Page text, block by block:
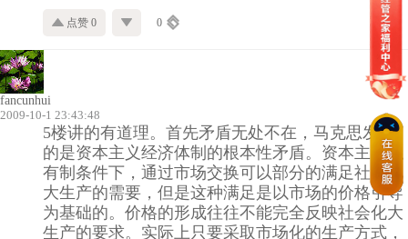
点赞 0 0
fancunhui
2009-10-1 23:43:48
5楼讲的有道理。首先矛盾无处不在，马克思发现
的是资本主义经济体制的根本性矛盾。资本主义私
有制条件下，通过市场交换可以部分的满足社会化
大生产的需要，但是这种满足是以市场的价格引导
为基础的。价格的形成往往不能完全反映社会化大
生产的要求。实际上只要采取市场化的生产方式，